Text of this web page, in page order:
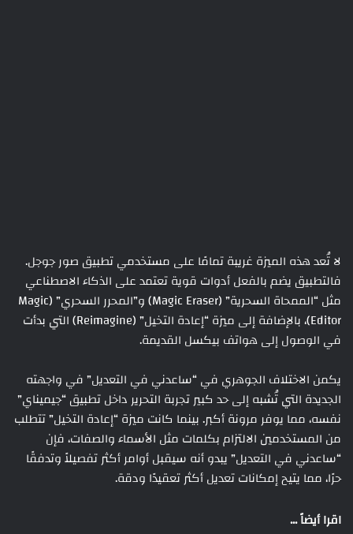
لا تُعد هذه الميزة غريبة تمامًا على مستخدمي تطبيق صور جوجل.
فالتطبيق يضم بالفعل أدوات قوية تعتمد على الذكاء الاصطناعي
مثل “الممحاة السحرية” (Magic Eraser) و”المحرر السحري” (Magic
Editor)، بالإضافة إلى ميزة “إعادة التخيل” (Reimagine) التي بدأت
في الوصول إلى هواتف بيكسل القديمة.
يكمن الاختلاف الجوهري في “ساعدني في التعديل” في واجهته
الجديدة التي تُشبه إلى حد كبير تجربة التحرير داخل تطبيق “جيميناي”
نفسه، مما يوفر مرونة أكبر. بينما كانت ميزة “إعادة التخيل” تتطلب
من المستخدمين الالتزام بكلمات مثل الأسماء والصفات، فإن
“ساعدني في التعديل” يبدو أنه سيقبل أوامر أكثر تفصيلاً وتدفقًا
حرًا، مما يتيح إمكانات تعديل أكثر تعقيدًا ودقة.
اقرا أيضاً ...